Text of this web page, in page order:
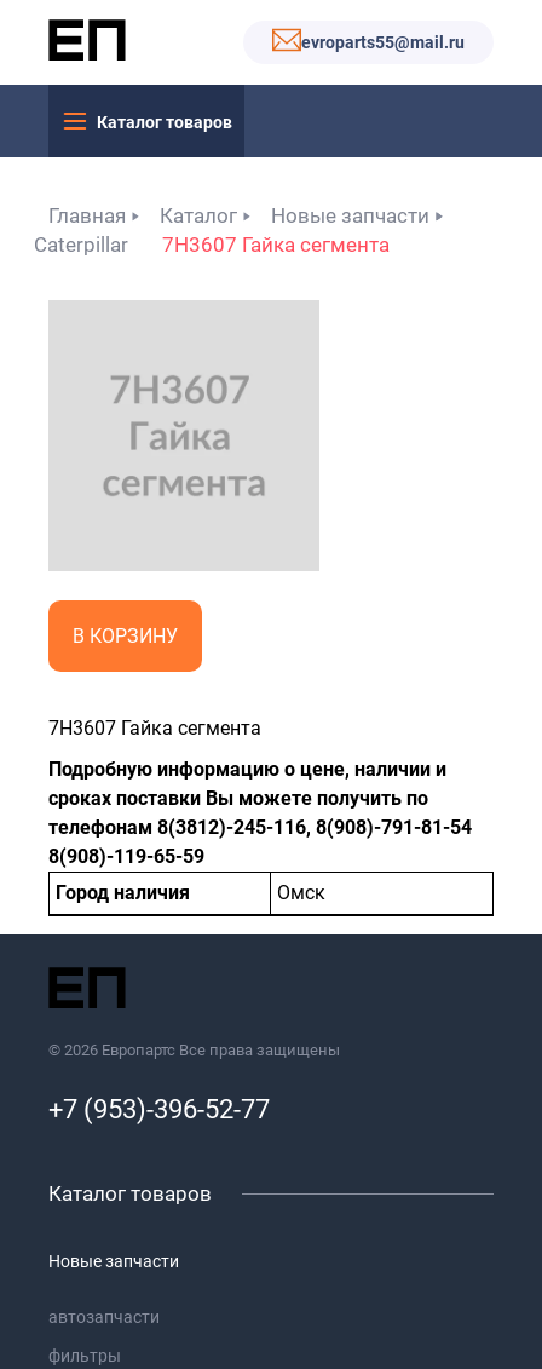
evroparts55@mail.ru
Каталог товаров
Главная Каталог
Новые запчасти
Caterpillar
7H3607 Гайка сегмента
В КОРЗИНУ
7H3607 Гайка сегмента
Подробную информацию о цене, наличии и
сроках поставки Вы можете получить по
телефонам 8(3812)-245-116, 8(908)-791-81-54
8(908)-119-65-59
Город наличия
Омск
© 2026 Европартс Все права защищены
+7 (953)-396-52-77
Каталог товаров
Новые запчасти
автозапчасти
фильтры